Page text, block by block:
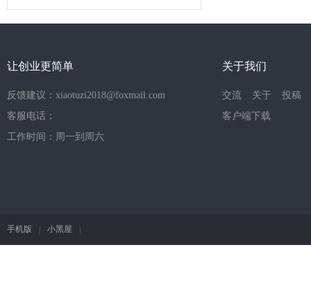
让创业更简单
反馈建议：xiaotuzi2018@foxmail.com
客服电话：
工作时间：周一到周六
关于我们
交流 关于
投稿
客户端下载
手机版 | 小黑屋 |